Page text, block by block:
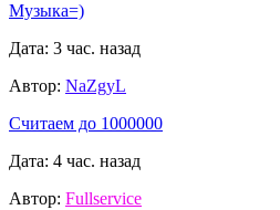
Музыка=)
Дата: 3 час. назад
Автор: NaZgyL
Считаем до 1000000
Дата: 4 час. назад
Автор: Fullservice